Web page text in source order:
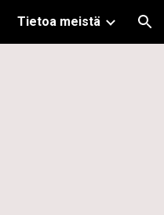
Tietoa meistä